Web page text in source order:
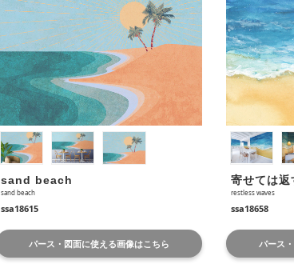
sand beach
sand beach
ssa18615
パース・図面に使える画像はこちら
寄せては返
restless waves
ssa18658
パース